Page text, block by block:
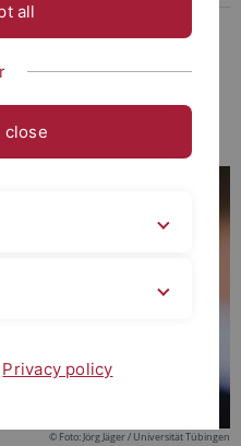
Universität
© Foto: Jörg Jäger / Universität Tübingen
all
close
Privacy policy